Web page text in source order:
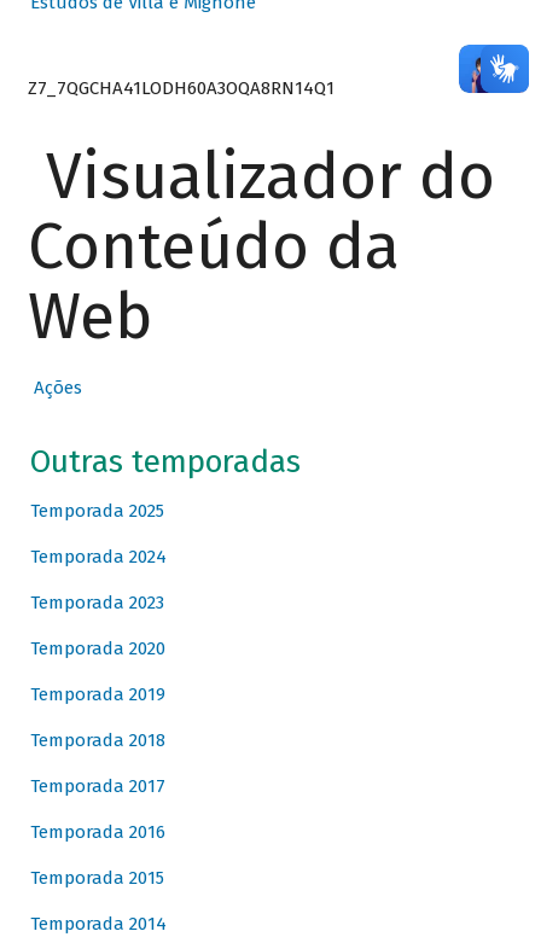
Z7_7QGCHA41LODH60A3OQA8RN14Q1
Visualizador do
Conteúdo da
Web
Ações
Outras temporadas
Temporada 2025
Temporada 2024
Temporada 2023
Temporada 2020
Temporada 2019
Temporada 2018
Temporada 2017
Temporada 2016
Temporada 2015
Temporada 2014